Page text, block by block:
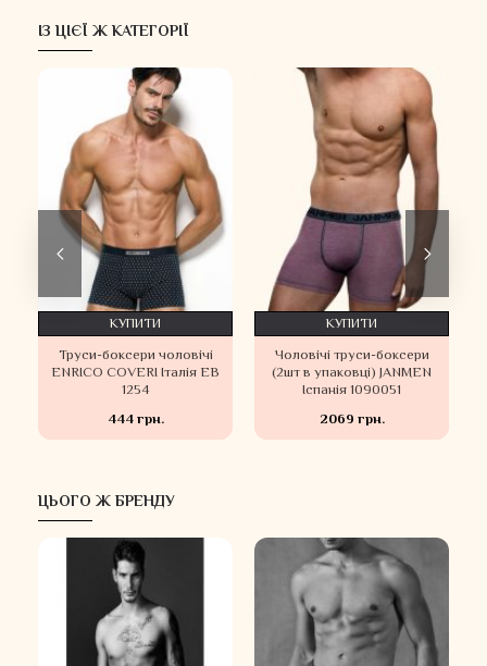
ІЗ ЦІЄЇ Ж КАТЕГОРІЇ
Труси-боксери чоловічі
ENRICO COVERI Італія EB
1254
444 грн.
КУПИТИ
Чоловічі труси-боксери
(2шт в упаковці) JANMEN
Іспанія 1090051
2069 грн.
КУПИТИ
ЦЬОГО Ж БРЕНДУ